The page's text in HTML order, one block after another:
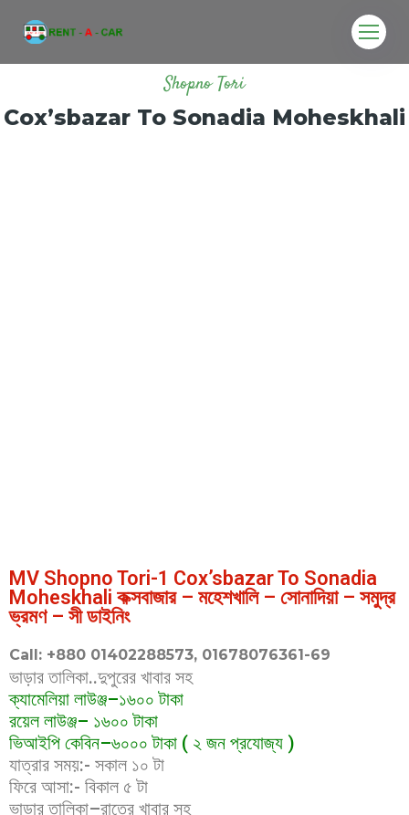
Shopno Tori
Cox’sbazar To Sonadia Moheskhali
MV Shopno Tori-1 Cox’sbazar To Sonadia
Moheskhali কক্সবাজার – মহেশখালি – সোনাদিয়া – সমুদ্র
ভ্রমণ – সী ডাইনিং
Call: +880 01402288573, 01678076361-69
ভাড়ার তালিকা..দুপুরের খাবার সহ
ক্যামেলিয়া লাউঞ্জ–১৬০০ টাকা
রয়েল লাউঞ্জ– ১৬০০ টাকা
ভিআইপি কেবিন–৬০০০ টাকা ( ২ জন প্রযোজ্য )
যাত্রার সময়:- সকাল ১০ টা
ফিরে আসা:- বিকাল ৫ টা
ভাড়ার তালিকা–রাতের খাবার সহ